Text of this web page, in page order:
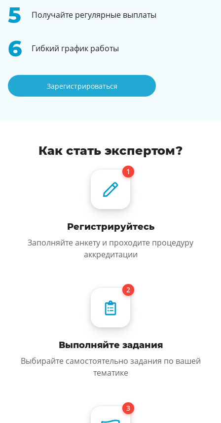
Получайте регулярные выплаты
Гибкий график работы
Зарегистрироваться
Как стать экспертом?
Регистрируйтесь
Заполняйте анкету и проходите процедуру
аккредитации
Выполняйте задания
Выбирайте самостоятельно задания по вашей
тематике